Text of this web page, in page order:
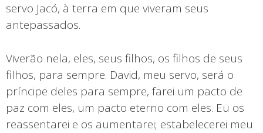
servo Jacó, à terra em que viveram seus
antepassados.
Viverão nela, eles, seus filhos, os filhos de seus
filhos, para sempre. David, meu servo, será o
príncipe deles para sempre, farei um pacto de
paz com eles, um pacto eterno com eles. Eu os
reassentarei e os aumentarei; estabelecerei meu